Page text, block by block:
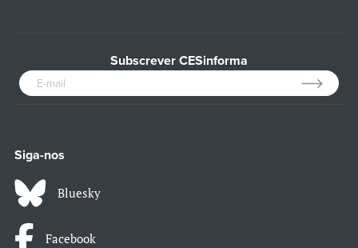
Subscrever CESinforma
Siga-nos
Bluesky
Facebook